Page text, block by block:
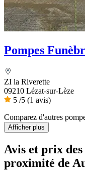
Pompes
ZI la Riverette
09210 Lézat-sur-Lèze
5 /5 (1 avis)
Comparez d'autres
Afficher plus
Avis et prix des
proximité de